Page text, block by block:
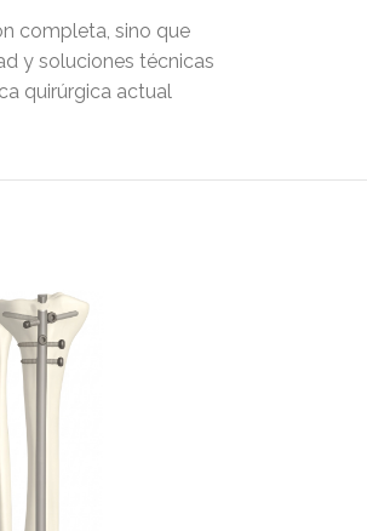
completa, sino que
y soluciones técnicas
quirúrgica actual